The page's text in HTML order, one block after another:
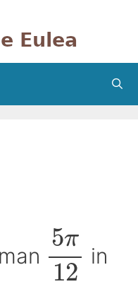
5π
12
in